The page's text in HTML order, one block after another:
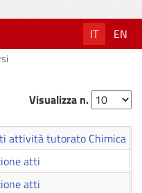
IT EN
Visualizza n.
attività tutorato Chimica
atti
atti